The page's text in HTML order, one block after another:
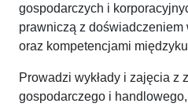
gospodarczych i
prawniczą z doświadczeniem
oraz kompetencjami
Prowadzi wykłady i zajęcia z
gospodarczego i